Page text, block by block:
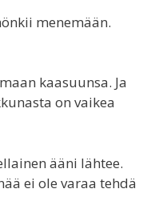
menemään.
kaasuunsa. Ja
on vaikea
ääni lähtee.
ei ole varaa tehdä